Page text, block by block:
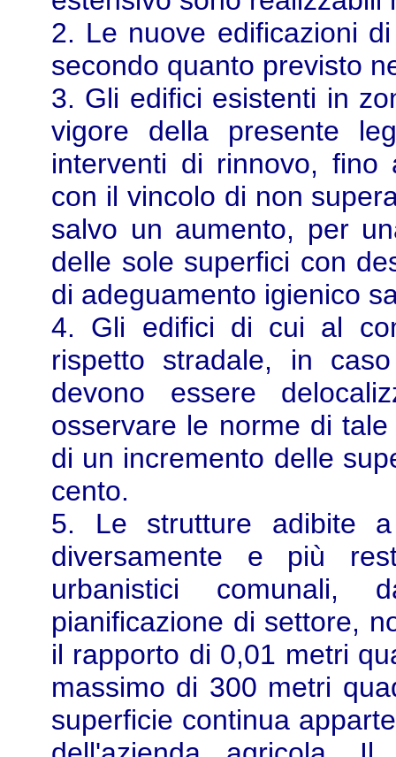
2. Le nuove edificazioni
secondo quanto previsto
3. Gli edifici esistenti in
vigore della presente
interventi di rinnovo, fino
con il vincolo di non
salvo un aumento, per
delle sole superfici con
di adeguamento igienico
4. Gli edifici di cui al
rispetto stradale, in
devono essere
osservare le norme di
di un incremento delle
cento.
5. Le strutture adibite
diversamente e più
urbanistici
pianificazione di settore,
il rapporto di 0,01 metri
massimo di 300 metri
superficie continua